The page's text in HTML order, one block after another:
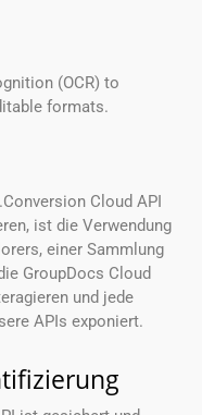
(OCR) to
formats.
Cloud API
ist die Verwendung
einer Sammlung
GroupDocs Cloud
und jede
APIs exponiert.